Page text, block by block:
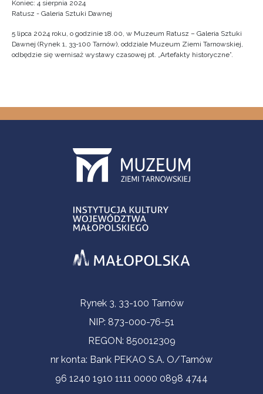
Koniec: 4 sierpnia 2024
Ratusz - Galeria Sztuki Dawnej
5 lipca 2024 roku, o godzinie 18.00, w Muzeum Ratusz – Galeria Sztuki
Dawnej (Rynek 1, 33-100 Tarnów), oddziale Muzeum Ziemi Tarnowskiej,
odbędzie się wernisaż wystawy czasowej pt. „Artefakty historyczne”.
Informacje kontaktoweRynek 3, 33-100 Tarnów
NIP: 873-000-76-51
REGON: 850012309
nr konta: Bank PEKAO S.A. O/Tarnów
96 1240 1910 1111 0000 0898 4744